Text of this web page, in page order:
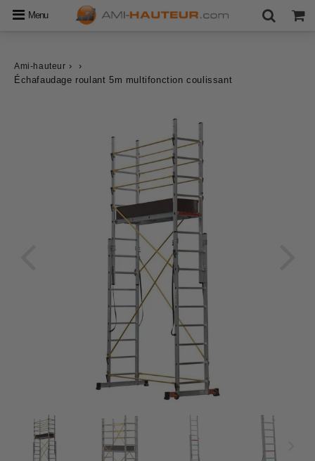
Menu
Ami-hauteur ›
›
Échafaudage roulant 5m multifonction coulissant